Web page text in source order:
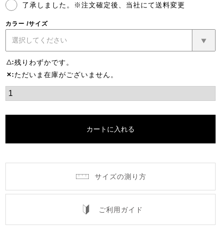
了承しました。※注文確定後、当社にて送料変更
カラー サイズ
△ 残りわずかです。
✕ ただいま在庫がございません。
カートに入れる
サイズの測り方
ご利用ガイド